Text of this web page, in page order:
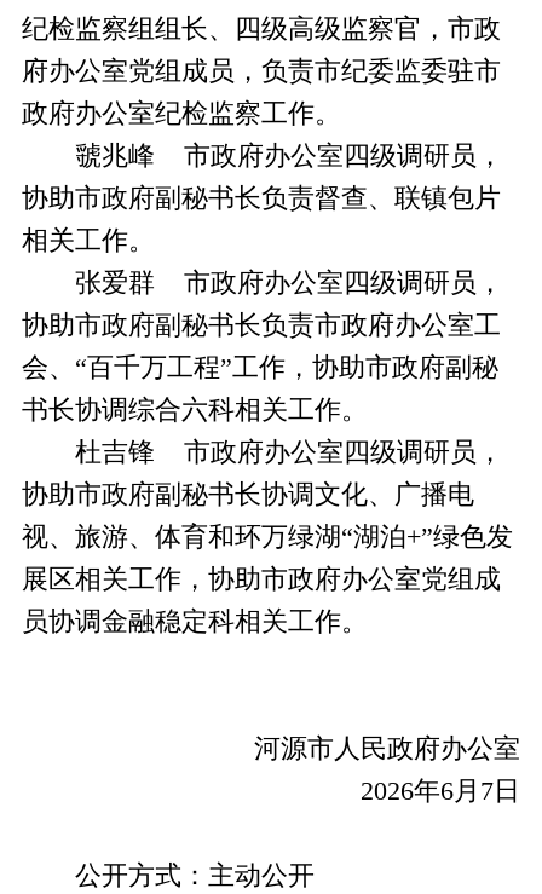
纪检监察组组长、四级高级监察官，市政
府办公室党组成员，负责市纪委监委驻市
政府办公室纪检监察工作。
虢兆峰 市政府办公室四级调研员，
协助市政府副秘书长负责督查、联镇包片
相关工作。
张爱群 市政府办公室四级调研员，
协助市政府副秘书长负责市政府办公室工
会、“百千万工程”工作，协助市政府副秘
书长协调综合六科相关工作。
杜吉锋 市政府办公室四级调研员，
协助市政府副秘书长协调文化、广播电
视、旅游、体育和环万绿湖“湖泊+”绿色发
展区相关工作，协助市政府办公室党组成
员协调金融稳定科相关工作。
河源市人民政府办公室
2026年6月7日
公开方式：主动公开